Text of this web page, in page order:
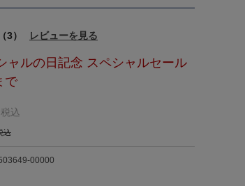
（3） レビューを見る
ャルの日記念 スペシャルセール
で
00000